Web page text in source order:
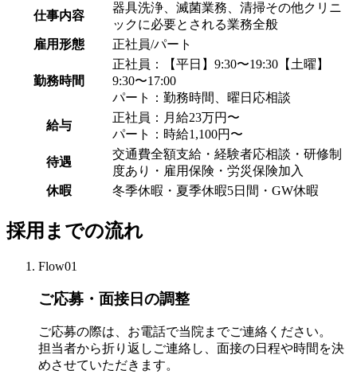
仕事内容
器具洗浄、滅菌業務、清掃その他クリニ
ックに必要とされる業務全般
雇用形態
正社員/パート
勤務時間
正社員：【平日】9:30〜19:30【土曜】
9:30〜17:00
パート：勤務時間、曜日応相談
給与
正社員：月給23万円〜
パート：時給1,100円〜
待遇
交通費全額支給・経験者応相談・研修制
度あり・雇用保険・労災保険加入
休暇
冬季休暇・夏季休暇5日間・GW休暇
採用までの流れ
Flow01
ご応募・面接日の調整
ご応募の際は、お電話で当院までご連絡ください。
担当者から折り返しご連絡し、面接の日程や時間を決
めさせていただきます。